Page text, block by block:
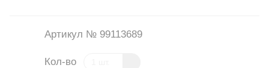
Артикул № 99113689
Кол-во